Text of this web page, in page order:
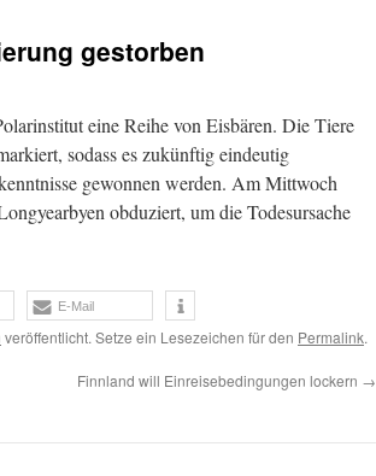
gestorben
eine Reihe von Eisbären. Die Tiere
sodass es zukünftig eindeutig
gewonnen werden. Am Mittwoch
obduziert, um die Todesursache
E-Mail
veröffentlicht. Setze ein Lesezeichen für den Permalink.
Finnland will Einreisebedingungen lockern →